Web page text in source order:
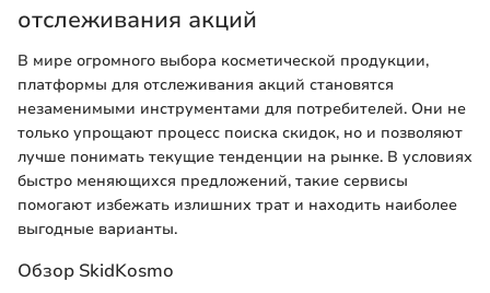
отслеживания акций
В мире огромного выбора косметической продукции,
платформы для отслеживания акций становятся
незаменимыми инструментами для потребителей. Они не
только упрощают процесс поиска скидок, но и позволяют
лучше понимать текущие тенденции на рынке. В условиях
быстро меняющихся предложений, такие сервисы
помогают избежать излишних трат и находить наиболее
выгодные варианты.
Обзор SkidKosmo